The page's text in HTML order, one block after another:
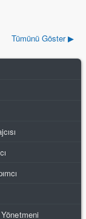
Tümünü Göster ▶